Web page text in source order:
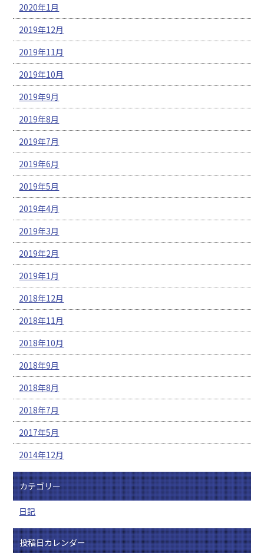
2020年1月
2019年12月
2019年11月
2019年10月
2019年9月
2019年8月
2019年7月
2019年6月
2019年5月
2019年4月
2019年3月
2019年2月
2019年1月
2018年12月
2018年11月
2018年10月
2018年9月
2018年8月
2018年7月
2017年5月
2014年12月
カテゴリー
日記
投稿日カレンダー